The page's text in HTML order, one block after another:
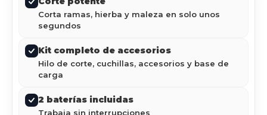
Corta ramas, hierba y maleza en solo unos
segundos
Kit completo de accesorios
Hilo de corte, cuchillas, accesorios y base de
carga
2 baterías incluidas
Trabaja sin interrupciones